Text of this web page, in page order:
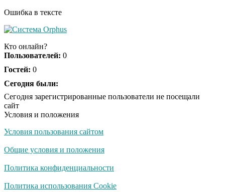
Ржу не переставая, это
Скрытая камера на
люди вытворяют, когда
Ролик длится
смеяться вы будете
Королева вагона
Ошибка в тексте
Кто онлайн?
Пользователей: 0
Гостей: 0
Сегодня были:
Сегодня зарегистрированные пользователи не посещали
сайт
Условия и положения
Условия пользования сайтом
Общие условия и положения
Политика конфиденциальности
Политика использования Cookie